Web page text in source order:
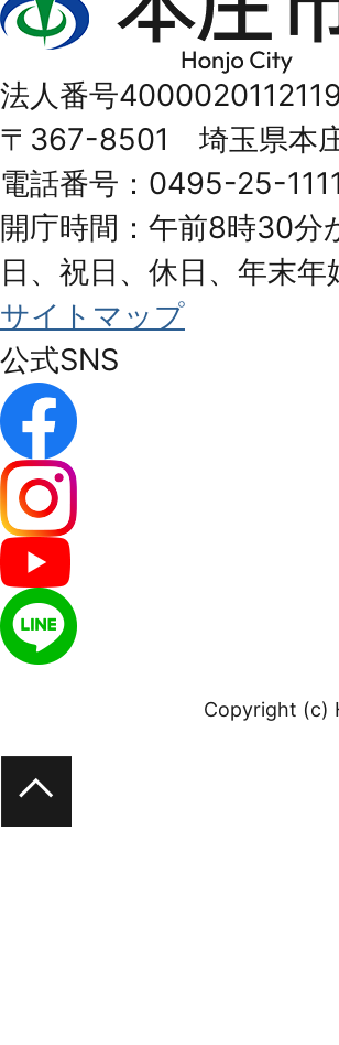
庄
Honjo
City
法人番号
〒367-8501 埼玉県本
電話番号：0495-25-1111
開庁時間：午前8時30分
日、祝日、休日、年末年
サイトマップ
公式SNS
Copyright (c)